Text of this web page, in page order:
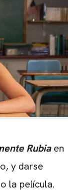
Rubiaen
y darse
la película.